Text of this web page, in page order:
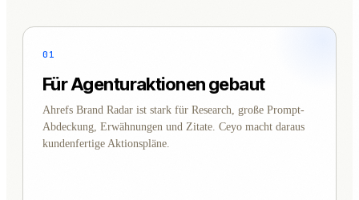
01
Für Agenturaktionen gebaut
Ahrefs Brand Radar ist stark für Research, große Prompt-
Abdeckung, Erwähnungen und Zitate. Ceyo macht daraus
kundenfertige Aktionspläne.